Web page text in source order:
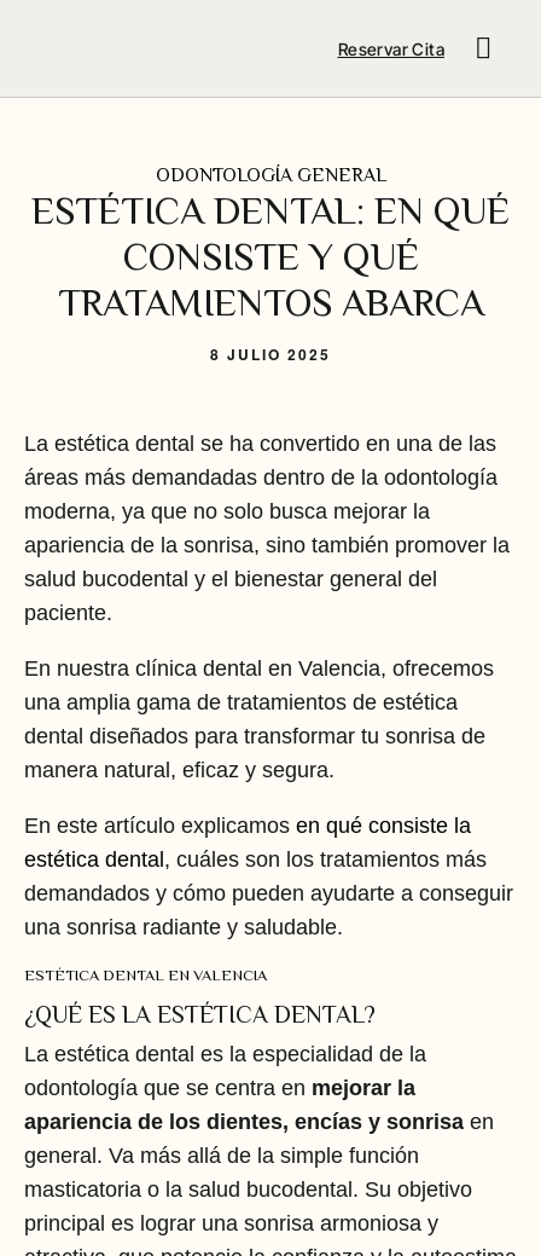
Reservar Cita
ODONTOLOGÍA GENERAL
ESTÉTICA DENTAL: EN QUÉ
CONSISTE Y QUÉ
TRATAMIENTOS ABARCA
8 JULIO 2025
La estética dental se ha convertido en una de las
áreas más demandadas dentro de la odontología
moderna, ya que no solo busca mejorar la
apariencia de la sonrisa, sino también promover la
salud bucodental y el bienestar general del
paciente.
En nuestra clínica dental en Valencia, ofrecemos
una amplia gama de tratamientos de estética
dental diseñados para transformar tu sonrisa de
manera natural, eficaz y segura.
En este artículo explicamos en qué consiste la
estética dental , cuáles son los tratamientos más
demandados y cómo pueden ayudarte a conseguir
una sonrisa radiante y saludable.
ESTÉTICA DENTAL EN VALENCIA
¿QUÉ ES LA ESTÉTICA DENTAL?
La estética dental es la especialidad de la
odontología que se centra en mejorar la
apariencia de los dientes, encías y sonrisa en
general. Va más allá de la simple función
masticatoria o la salud bucodental. Su objetivo
principal es lograr una sonrisa armoniosa y